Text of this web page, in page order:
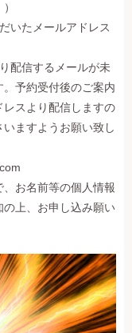
いたメールアドレス
配信するメールが未
予約受付後のご案内
スより配信しますの
ますようお願い致し
お名前等の個人情報
上、お申し込み願い